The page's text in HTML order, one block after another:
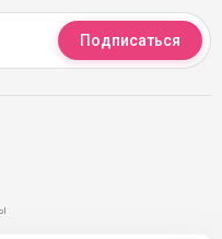
Подписаться